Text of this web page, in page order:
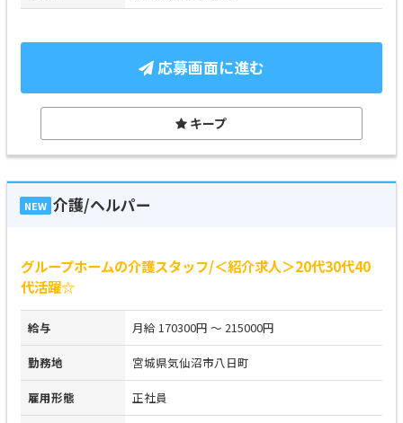
応募画面に進む
キープ
NEW 介護/ヘルパー
グループホームの介護スタッフ/＜紹介求人＞20代30代40
代活躍☆
給与 月給 170300円 ～ 215000円
勤務地 宮城県気仙沼市八日町
雇用形態 正社員